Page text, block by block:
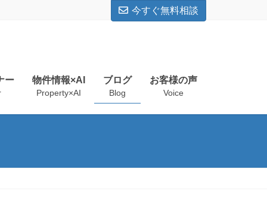
今すぐ無料相談
ー 物件情報×AI
Property×AI
ブログ
Blog
お客様の声
Voice